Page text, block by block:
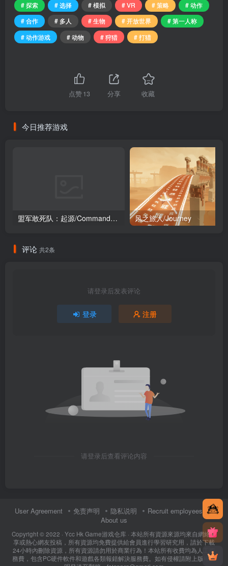
# 探索
# 选择 # 模拟 # VR # 策略
# 动作
# 合作
# 多人 # 生物 # 开放世界
# 第一人称
# 动作游戏
# 动物 # 狩猎 # 打猎
点赞13 分享 收藏
今日推荐游戏
盟军敢死队：起源/Commandos: Origins 风之旅人/Journey
评论 共2条
请登录后发表评论
登录 注册
请登录后查看评论内容
User Agreement 免责声明 隐私说明
Recruit employees
About us
Copyright © 2022 · Ycc Hk Game游戏仓库 · 本站所有資源來源均來自網絡分
享或熱心網友投稿，所有資源均免費提供給會員進行學習研究用，請於下載
24小時內刪除資源，所有資源請勿用於商業行為！本站所有收費均為人工服
務費，包含PC硬件軟件和遊戲各類報錯解決服務費。如有侵權請附上版權證